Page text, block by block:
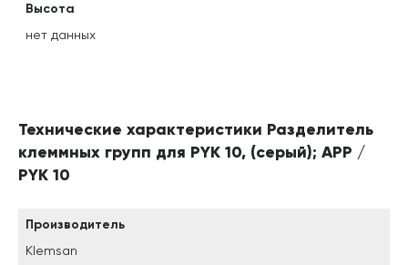
Высота
нет данных
Технические характеристики Разделитель
клеммных групп для PYK 10, (серый); APP /
PYK 10
Производитель
Klemsan